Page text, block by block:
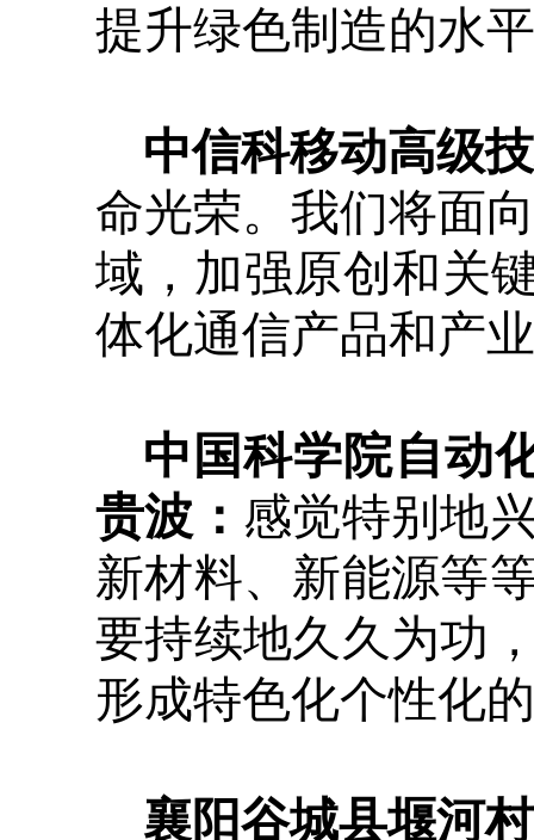
提升绿色制造的水
中信科移动高级
命光荣。我们将面
域，加强原创和关
体化通信产品和产
中国科学院自动
贵波： 感觉特别地
新材料、新能源等
要持续地久久为功
形成特色化个性化
襄阳谷城县堰河